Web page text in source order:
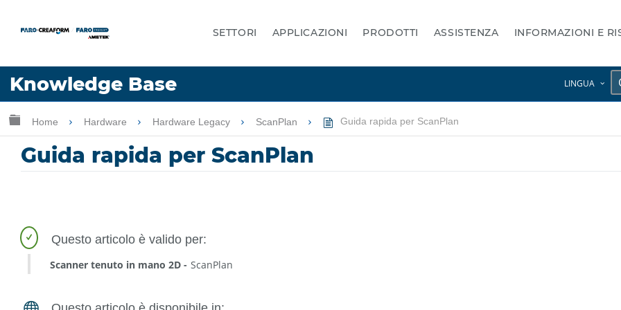
SETTORI APPLICAZIONI PRODOTTI ASSISTENZA INFORMAZIONI E
Knowledge Base LINGUA
Lingua
Ingrandisci/riduci gerarchia globale
Home Hardware Hardware Legacy ScanPlan Guida rapida per ScanPlan
Guida rapida per ScanPlan
Scanner tenuto in mano 2D ScanPlan